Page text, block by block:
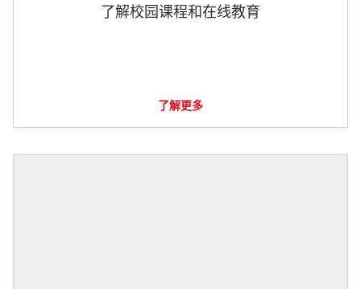
了解校园课程和在线教育
了解更多